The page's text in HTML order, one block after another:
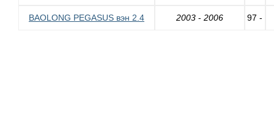
BAOLONG PEGASUS вэн 2.4 2003 - 2006 97 -